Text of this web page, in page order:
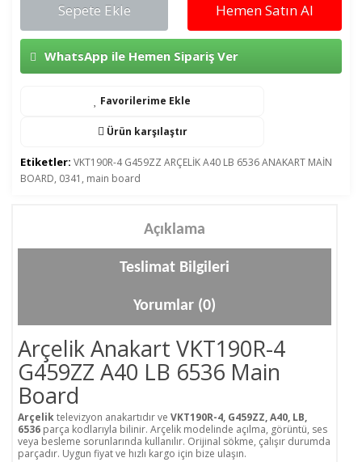
Sepete Ekle Hemen Satın Al
WhatsApp ile Hemen Sipariş Ver
Favorilerime Ekle
Ürün karşılaştır
Etiketler: VKT190R-4 G459ZZ ARÇELİK A40 LB 6536 ANAKART MAİN
BOARD, 0341 , main board
Açıklama
Teslimat Bilgileri
Yorumlar (0)
Arçelik Anakart VKT190R-4
G459ZZ A40 LB 6536 Main
Board
Arçeliktelevizyon anakartıdır ve VKT190R-4, G459ZZ, A40, LB,
6536 parça kodlarıyla bilinir. Arçelik modelinde açılma, görüntü, ses
veya besleme sorunlarında kullanılır. Orijinal sökme, çalışır durumda
parçadır. Uygun fiyat ve hızlı kargo için bize ulaşın.